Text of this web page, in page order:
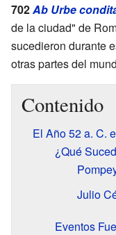
702Ab Urbe
de la ciudad" de
sucedieron durante
otras partes del
Contenido
El Año 52 a. C.
¿Qué
Julio
Eventos